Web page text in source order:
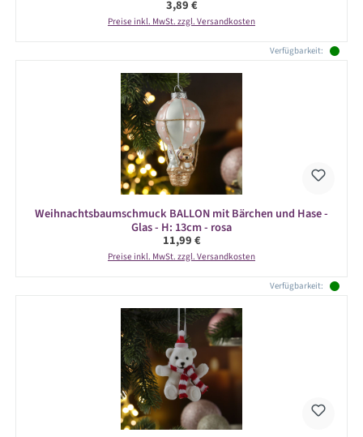
Regulärer Preis:
3,89 €
Preise inkl. MwSt. zzgl. Versandkosten
Verfügbarkeit:
Weihnachtsbaumschmuck BALLON mit Bärchen und Hase -
Glas - H: 13cm - rosa
Regulärer Preis:
11,99 €
Preise inkl. MwSt. zzgl. Versandkosten
Verfügbarkeit: